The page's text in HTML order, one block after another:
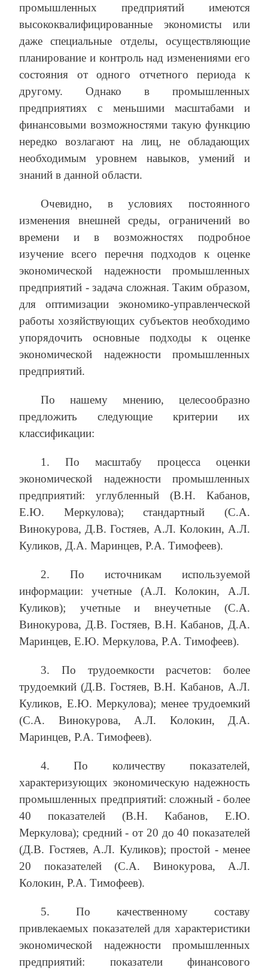
промышленных предприятий имеются
высококвалифицированные экономисты или
даже специальные отделы, осуществляющие
планирование и контроль над изменениями его
состояния от одного отчетного периода к
другому. Однако в промышленных
предприятиях с меньшими масштабами и
финансовыми возможностями такую функцию
нередко возлагают на лиц, не обладающих
необходимым уровнем навыков, умений и
знаний в данной области.
Очевидно, в условиях постоянного
изменения внешней среды, ограничений во
времени и в возможностях подробное
изучение всего перечня подходов к оценке
экономической надежности промышленных
предприятий - задача сложная. Таким образом,
для оптимизации экономико-управленческой
работы хозяйствующих субъектов необходимо
упорядочить основные подходы к оценке
экономической надежности промышленных
предприятий.
По нашему мнению, целесообразно
предложить следующие критерии их
классификации:
1. По масштабу процесса оценки
экономической надежности промышленных
предприятий: углубленный (В.Н. Кабанов,
Е.Ю. Меркулова); стандартный (С.А.
Винокурова, Д.В. Гостяев, А.Л. Колокин, А.Л.
Куликов, Д.А. Маринцев, Р.А. Тимофеев).
2. По источникам используемой
информации: учетные (А.Л. Колокин, А.Л.
Куликов); учетные и внеучетные (С.А.
Винокурова, Д.В. Гостяев, В.Н. Кабанов, Д.А.
Маринцев, Е.Ю. Меркулова, Р.А. Тимофеев).
3. По трудоемкости расчетов: более
трудоемкий (Д.В. Гостяев, В.Н. Кабанов, А.Л.
Куликов, Е.Ю. Меркулова); менее трудоемкий
(С.А. Винокурова, А.Л. Колокин, Д.А.
Маринцев, Р.А. Тимофеев).
4. По количеству показателей,
характеризующих экономическую надежность
промышленных предприятий: сложный - более
40 показателей (В.Н. Кабанов, Е.Ю.
Меркулова); средний - от 20 до 40 показателей
(Д.В. Гостяев, А.Л. Куликов); простой - менее
20 показателей (С.А. Винокурова, А.Л.
Колокин, Р.А. Тимофеев).
5. По качественному составу
привлекаемых показателей для характеристики
экономической надежности промышленных
предприятий: показатели финансового